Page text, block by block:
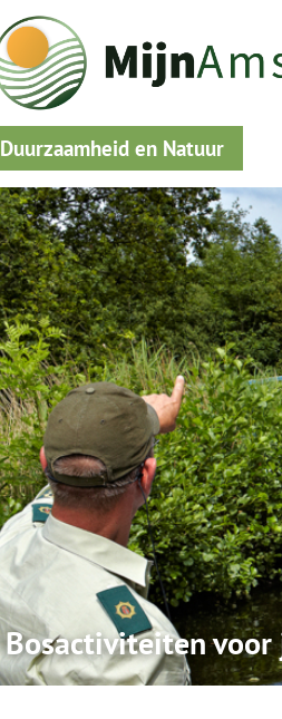
Duurzaamheid en Natuur
Bosactiviteiten voor